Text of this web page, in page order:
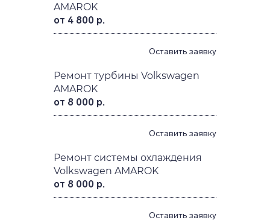
AMAROK
от 4 800 р.
Оставить заявку
Ремонт турбины Volkswagen
AMAROK
от 8 000 р.
Оставить заявку
Ремонт системы охлаждения
Volkswagen AMAROK
от 8 000 р.
Оставить заявку